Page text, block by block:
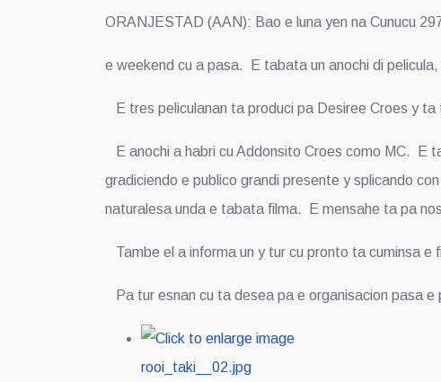
ORANJESTAD (AAN): Bao e luna yen na Cunucu
e weekend cu a pasa. E tabata un anochi di
E tres peliculanan ta produci pa Desiree Croes y ta
E anochi a habri cu Addonsito Croes como MC. E
gradiciendo e publico grandi presente y splicando
naturalesa unda e tabata filma. E mensahe ta pa
Tambe el a informa un y tur cu pronto ta cuminsa e
Pa tur esnan cu ta desea pa e organisacion pasa